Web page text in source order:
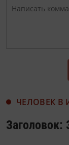
ЧЕЛОВЕК В
Заголовок: